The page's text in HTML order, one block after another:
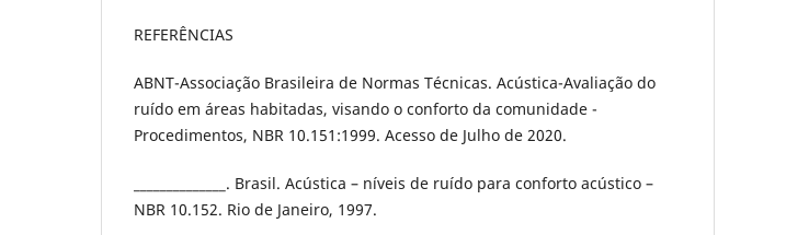
REFERÊNCIAS
ABNT-Associação Brasileira de Normas Técnicas. Acústica-Avaliação do
ruído em áreas habitadas, visando o conforto da comunidade -
Procedimentos, NBR 10.151:1999. Acesso de Julho de 2020.
______________. Brasil. Acústica – níveis de ruído para conforto acústico –
NBR 10.152. Rio de Janeiro, 1997.